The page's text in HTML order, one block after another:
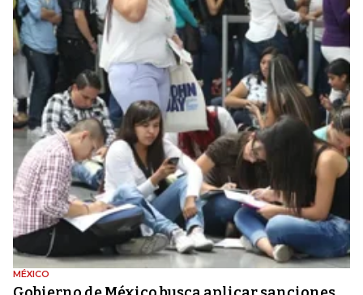
MÉXICO